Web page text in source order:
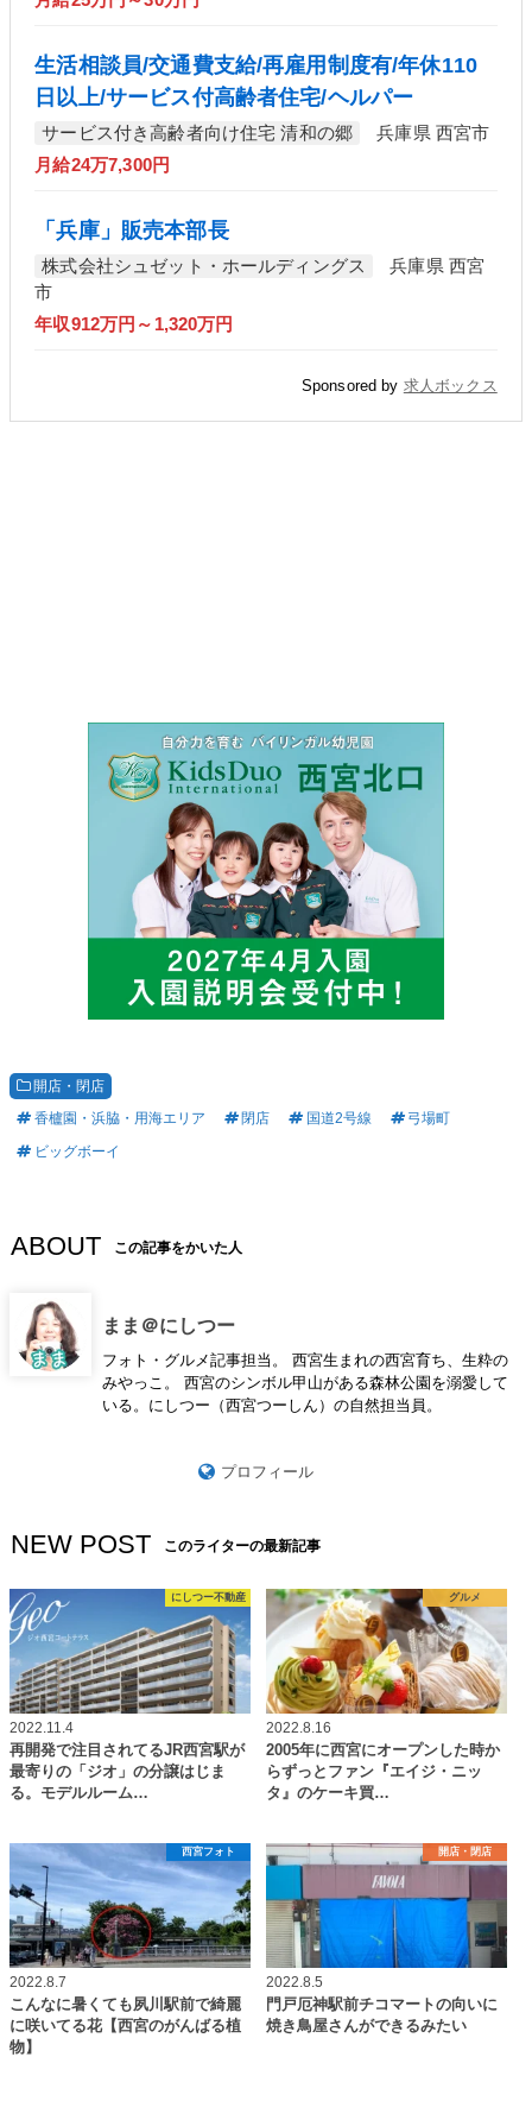
生活相談員/交通費支給/再雇用制度有/年休110
日以上/サービス付高齢者住宅/ヘルパー
サービス付き高齢者向け住宅 清和の郷
兵庫県 西宮市
月給24万7,300円
「兵庫」販売本部長
株式会社シュゼット・ホールディングス
兵庫県 西宮
市
年収912万円～1,320万円
Sponsored by 求人ボックス
開店・閉店
香櫨園・浜脇・用海エリア
閉店 国道2号線
弓場町
ビッグボーイ
ABOUT この記事をかいた人
まま＠にしつー
フォト・グルメ記事担当。 西宮生まれの西宮育ち、生粋の
みやっこ。 西宮のシンボル甲山がある森林公園を溺愛して
いる。にしつー（西宮つーしん）の自然担当員。
プロフィール
NEW POST このライターの最新記事
にしつー不動産
2022.11.4
再開発で注目されてるJR西宮駅が
最寄りの「ジオ」の分譲はじま
る。モデルルーム…
グルメ
2022.8.16
2005年に西宮にオープンした時か
らずっとファン『エイジ・ニッ
タ』のケーキ買…
西宮フォト
2022.8.7
こんなに暑くても夙川駅前で綺麗
に咲いてる花【西宮のがんばる植
物】
開店・閉店
2022.8.5
門戸厄神駅前チコマートの向いに
焼き鳥屋さんができるみたい